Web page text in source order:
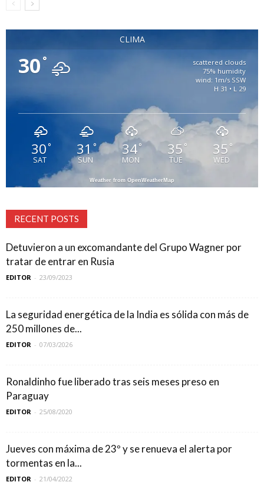
CLIMA
30 °
scattered clouds
75% humidity
wind: 1m/s SSW
H 31 • L 29
30°
SAT
31°
SUN
34°
MON
35 °
TUE
35 °
WED
Weather from OpenWeatherMap
RECENT POSTS
Detuvieron a un excomandante del Grupo Wagner por
tratar de entrar en Rusia
EDITOR - 23/09/2023
La seguridad energética de la India es sólida con más de
250 millones de...
EDITOR - 07/03/2026
Ronaldinho fue liberado tras seis meses preso en
Paraguay
EDITOR - 25/08/2020
Jueves con máxima de 23º y se renueva el alerta por
tormentas en la...
EDITOR - 21/04/2022